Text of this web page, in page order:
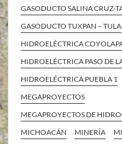
GASODUCTO SALINA CRUZ-
GASODUCTO TUXPAN – TULA
HIDROELÉCTRICA
HIDROELÉCTRICA PASO DE
HIDROELÉCTRICA PUEBLA 1
MEGAPROYECTOS
MEGAPROYECTOS DE
MICHOACÁN
MINERÍA